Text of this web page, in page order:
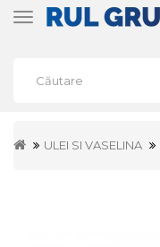
Toggle
ULEI SI VASELINA